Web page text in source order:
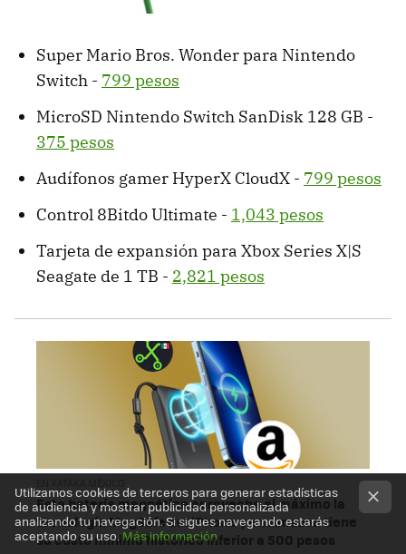
Super Mario Bros. Wonder para Nintendo
Switch - 799 pesos
MicroSD Nintendo Switch SanDisk 128 GB -
375 pesos
Audífonos gamer HyperX CloudX - 799 pesos
Control 8Bitdo Ultimate - 1,043 pesos
Tarjeta de expansión para Xbox Series X|S
Seagate de 1 TB - 2,821 pesos
Esta batería magnética aprovecha al máximo la
tecnología MagSafe del iPhone y en Amazon tiene
su costo mínimo histórico inferior a 500 pesos
Utilizamos cookies de terceros para generar estadísticas
de audiencia y mostrar publicidad personalizada
analizando tu navegación. Si sigues navegando estarás
aceptando su uso.Más información